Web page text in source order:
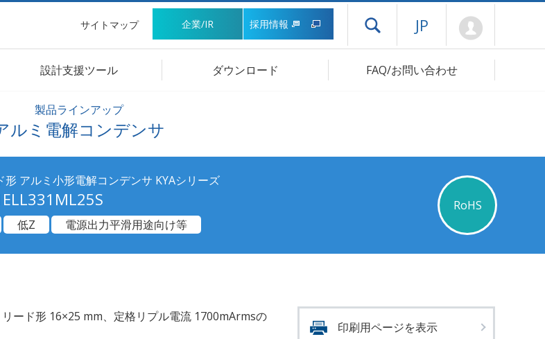
サイトマップ 企業/IR 採用情報 ドロワーメニューを開く
JP
設計支援ツール ダウンロード FAQ/お問い合わせ
製品ラインアップ
ルミ電解コンデンサ
アルミ小形電解コンデンサ KYAシリーズ
RoHS
低Z 電源出力平滑用途向け等
ード形 16×25 mm、定格リプル電流 1700mArmsの
印刷用ページを表示